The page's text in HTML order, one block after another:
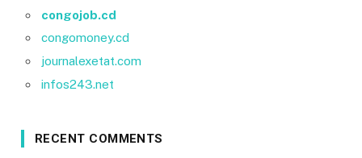
congojob.cd
congomoney.cd
journalexetat.com
infos243.net
RECENT COMMENTS